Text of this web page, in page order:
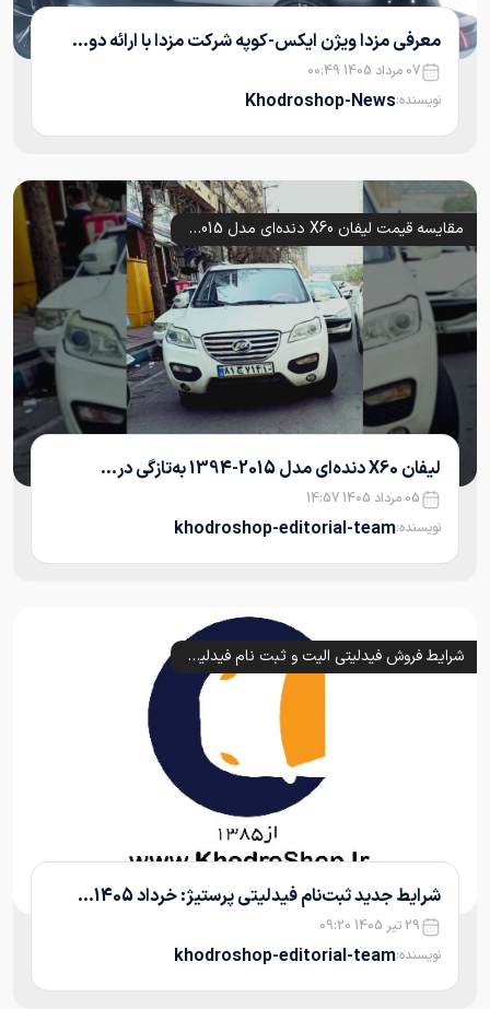
معرفی مزدا ویژن ایکس-کوپه شرکت مزدا با ارائه دو...
07 مرداد 1405 00:49
نویسنده:Khodroshop-News
مقایسه قیمت لیفان X60 دنده‌ای مدل 2015-1394 با بازار؛ خرید این خودرو منطقی است؟
لیفان X60 دنده‌ای مدل 2015-1394 به‌تازگی در...
05 مرداد 1405 14:57
نویسنده:khodroshop-editorial-team
شرایط فروش فیدلیتی الیت و ثبت نام فیدلیتی پرستیژ و پرایم (1405)
شرایط جدید ثبت‌نام فیدلیتی پرستیژ: خرداد 1405...
29 تیر 1405 09:20
نویسنده:khodroshop-editorial-team